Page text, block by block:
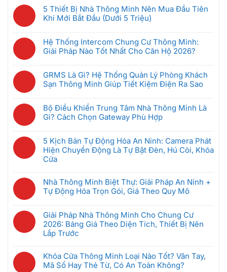
có
bình
luận
Camera
An
Dây
Hoạt
Thế
Nào?
Hack
Không,
Bảo
Ra
Sao
5 Thiết Bị Nhà Thông Minh Nên Mua Đầu Tiên
Khi Mới Bắt Đầu (Dưới 5 Triệu)
có
bình
luận
5
Thiết
Nhà
Thông
Minh
Mua
Đầu
Tiên
Bắt
Đầu
5
Triệu)
Hệ Thống Intercom Chung Cư Thông Minh:
Giải Pháp Nào Tốt Nhất Cho Căn Hộ 2026?
có
bình
luận
Hệ
Thống
Chung
Cư
Thông
Minh:
Pháp
Nào
Tốt
Cho
Căn
Hộ
GRMS Là Gì? Hệ Thống Quản Lý Phòng Khách
Sạn Thông Minh Giúp Tiết Kiệm Điện Ra Sao
có
bình
luận
GRMS
Là
Gì?
Thống
Quản
Lý
Khách
Sạn
Thông
Giúp
Tiết
Kiệm
Bộ Điều Khiển Trung Tâm Nhà Thông Minh Là
Gì? Cách Chọn Gateway Phù Hợp
có
bình
luận
ở
Điều
Khiển
Tâm
Nhà
Thông
Minh
Gì?
Cách
5 Kịch Bản Tự Động Hóa An Ninh: Camera Phát
Hiện Chuyển Động Là Tự Bật Đèn, Hú Còi, Khóa
Cửa
có
bình
luận
5
Kịch
Bản
Động
Hóa
Nhà Thông Minh Biệt Thự: Giải Pháp An Ninh +
Tự Động Hóa Trọn Gói, Giá Theo Quy Mô
có
bình
luận
ở
Thông
Minh
Giải Pháp Nhà Thông Minh Cho Chung Cư
2026: Bảng Giá Theo Diện Tích, Thiết Bị Nên
Lắp Trước
có
bình
Khóa Cửa Thông Minh Loại Nào Tốt? Vân Tay,
Mã Số Hay Thẻ Từ, Có An Toàn Không?